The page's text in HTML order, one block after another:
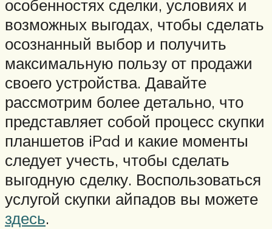
особенностях сделки, условиях и
возможных выгодах, чтобы сделать
осознанный выбор и получить
максимальную пользу от продажи
своего устройства. Давайте
рассмотрим более детально, что
представляет собой процесс скупки
планшетов iPad и какие моменты
следует учесть, чтобы сделать
выгодную сделку. Воспользоваться
услугой скупки айпадов вы можете
здесь.